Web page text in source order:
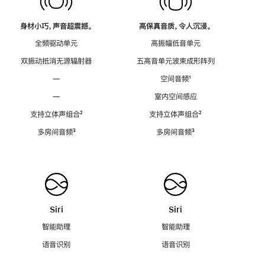
身材小巧，声音超震撼。
全频驱动单元
双振动抵消无源辐射器
—
—
支持立体声组合脚
²
多房间音频脚
³
Siri
智能助理
语音识别
高保真音质，令人沉浸。
高振幅低音单元
五高音单元波束成形阵列
空间音频脚
¹
室内空间感应
支持立体声组合脚
²
多房间音频脚
³
Siri
智能助理
语音识别